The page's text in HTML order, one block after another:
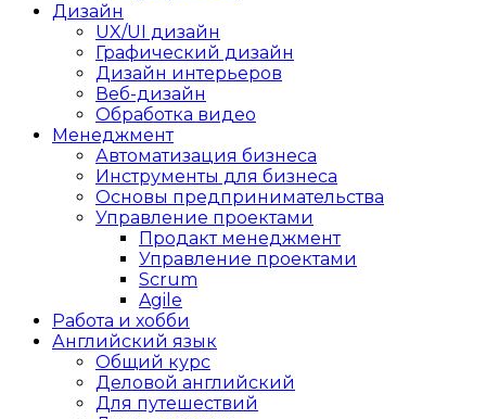
Дизайн
UX/UI дизайн
Графический дизайн
Дизайн интерьеров
Веб-дизайн
Обработка видео
Менеджмент
Автоматизация бизнеса
Инструменты для бизнеса
Основы предпринимательства
Управление проектами
Продакт менеджмент
Управление проектами
Scrum
Agile
Работа и хобби
Английский язык
Общий курс
Деловой английский
Для путешествий